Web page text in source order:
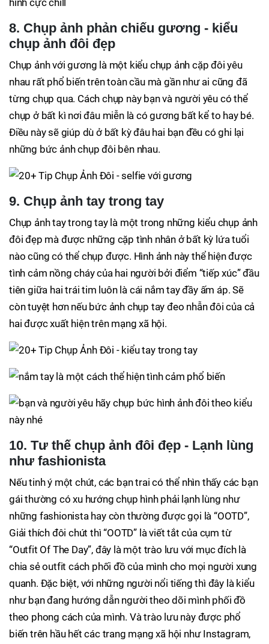
8. Chụp ảnh phản chiếu gương - kiểu
chụp ảnh đôi đẹp
Chụp ảnh với gương là một kiểu chụp ảnh cặp đôi yêu
nhau rất phổ biến trên toàn cầu mà gần như ai cũng đã
từng chụp qua. Cách chụp này bạn và người yêu có thể
chụp ở bất kì nơi đâu miễn là có gương bất kể to hay bé.
Điều này sẽ giúp dù ở bất kỳ đâu hai bạn đều có ghi lại
những bức ảnh chụp đôi bên nhau.
9. Chụp ảnh tay trong tay
Chụp ảnh tay trong tay là một trong những kiểu chụp ảnh
đôi đẹp mà được những cặp tình nhân ở bất kỳ lứa tuổi
nào cũng có thể chụp được. Hình ảnh này thể hiện được
tình cảm nồng cháy của hai người bởi điểm “tiếp xúc” đầu
tiên giữa hai trái tim luôn là cái nắm tay đầy ấm áp. Sẽ
còn tuyệt hơn nếu bức ảnh chụp tay đeo nhẫn đôi của cả
hai được xuất hiện trên mạng xã hội.
10. Tư thế chụp ảnh đôi đẹp - Lạnh lùng
như fashionista
Nếu tinh ý một chút, các bạn trai có thể nhìn thấy các bạn
gái thường có xu hướng chụp hình phải lạnh lùng như
những fashionista hay còn thường được gọi là “OOTD”,
Giải thích đôi chút thì “OOTD” là viết tắt của cụm từ
“Outfit Of The Day”, đây là một trào lưu với mục đích là
chia sẻ outfit cách phối đồ của mình cho mọi người xung
quanh. Đặc biệt, với những người nổi tiếng thì đây là kiểu
như bạn đang hướng dẫn người theo dõi mình phối đồ
theo phong cách của mình. Và trào lưu này được phổ
biến trên hầu hết các trang mạng xã hội như Instagram,